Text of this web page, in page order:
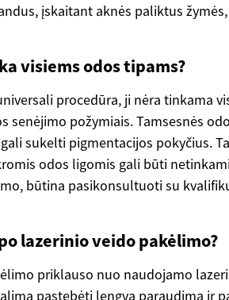
įskaitant aknės paliktus
visiems odos tipams?
procedūra, ji nėra tinkama
senėjimo požymiais. Tamsesnės
sukelti pigmentacijos pokyčius.
odos ligomis gali būti
būtina pasikonsultuoti su
lazerinio veido pakėlimo?
priklauso nuo naudojamo
pastebėti lengvą paraudimą ir